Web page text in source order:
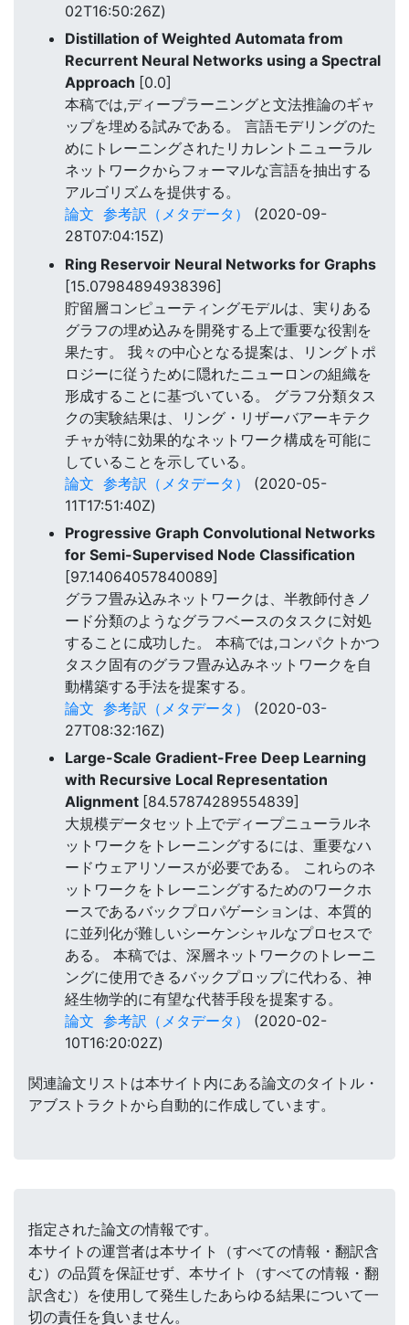
02T16:50:26Z)
Distillation of Weighted Automata from
Recurrent Neural Networks using a Spectral
Approach [0.0]
本稿では,ディープラーニングと文法推論のギャ
ップを埋める試みである。 言語モデリングのた
めにトレーニングされたリカレントニューラル
ネットワークからフォーマルな言語を抽出する
アルゴリズムを提供する。
論文 参考訳（メタデータ）
(2020-09-
28T07:04:15Z)
Ring Reservoir Neural Networks for Graphs
[15.07984894938396]
貯留層コンピューティングモデルは、実りある
グラフの埋め込みを開発する上で重要な役割を
果たす。 我々の中心となる提案は、リングトポ
ロジーに従うために隠れたニューロンの組織を
形成することに基づいている。 グラフ分類タス
クの実験結果は、リング・リザーバアーキテク
チャが特に効果的なネットワーク構成を可能に
していることを示している。
論文 参考訳（メタデータ）
(2020-05-
11T17:51:40Z)
Progressive Graph Convolutional Networks
for Semi-Supervised Node Classification
[97.14064057840089]
グラフ畳み込みネットワークは、半教師付きノ
ード分類のようなグラフベースのタスクに対処
することに成功した。 本稿では,コンパクトかつ
タスク固有のグラフ畳み込みネットワークを自
動構築する手法を提案する。
論文 参考訳（メタデータ）
(2020-03-
27T08:32:16Z)
Large-Scale Gradient-Free Deep Learning
with Recursive Local Representation
Alignment [84.57874289554839]
大規模データセット上でディープニューラルネ
ットワークをトレーニングするには、重要なハ
ードウェアリソースが必要である。 これらのネ
ットワークをトレーニングするためのワークホ
ースであるバックプロパゲーションは、本質的
に並列化が難しいシーケンシャルなプロセスで
ある。 本稿では、深層ネットワークのトレーニ
ングに使用できるバックプロップに代わる、神
経生物学的に有望な代替手段を提案する。
論文 参考訳（メタデータ）
(2020-02-
10T16:20:02Z)
関連論文リストは本サイト内にある論文のタイトル・
アブストラクトから自動的に作成しています。
指定された論文の情報です。
本サイトの運営者は本サイト（すべての情報・翻訳含
む）の品質を保証せず、本サイト（すべての情報・翻
訳含む）を使用して発生したあらゆる結果について一
切の責任を負いません。